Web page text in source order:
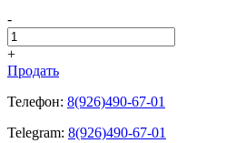
-
+
Продать
Телефон: 8(926)490-67-01
Telegram: 8(926)490-67-01